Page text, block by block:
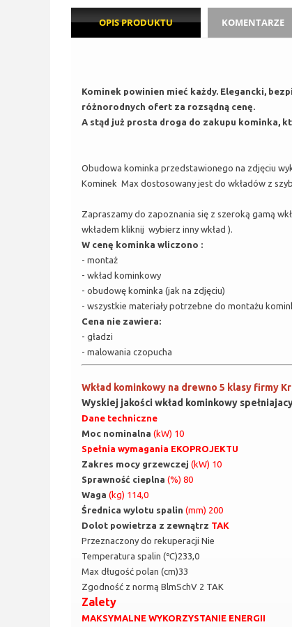
OPIS PRODUKTU KOMENTARZE
Kominek powinien mieć każdy. Elegancki,
różnorodnych ofert za rozsądną cenę.
A stąd już prosta droga do zakupu kominka,
Obudowa kominka przedstawionego na zdjęciu
Kominek Max dostosowany jest do wkładów z
Zapraszamy do zapoznania się z szeroką gamą
wkładem kliknij wybierz inny wkład ).
W cenę kominka wliczono :
- montaż
- wkład kominkowy
- obudowę kominka (jak na zdjęciu)
- wszystkie materiały potrzebne do montażu
Cena nie zawiera:
- gładzi
- malowania czopucha
Wkład kominkowy na drewno 5 klasy firmy
Wyskiej jakości wkład kominkowy
Dane techniczne
Moc nominalna (kW) 10
Spełnia wymagania EKOPROJEKTU
Zakres mocy grzewczej (kW) 10
Sprawność cieplna (%) 80
Waga (kg) 114,0
Średnica wylotu spalin (mm) 200
Dolot powietrza z zewnątrz TAK
Przeznaczony do rekuperacji Nie
Temperatura spalin (℃)233,0
Max długość polan (cm)33
Zgodność z normą BlmSchV 2 TAK
Zalety
MAKSYMALNE WYKORZYSTANIE ENERGII